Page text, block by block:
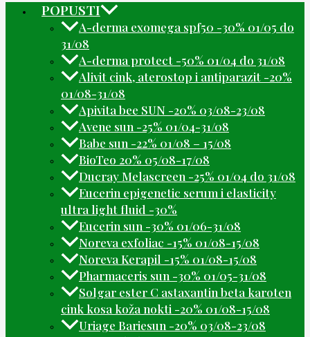
POPUSTI
A-derma exomega spf50 -30% 01/05 do
31/08
A-derma protect -50% 01/04 do 31/08
Alivit cink, aterostop i antiparazit -20%
01/08-31/08
Apivita bee SUN -20% 03/08-23/08
Avene sun -25% 01/04-31/08
Babe sun -22% 01/08 – 15/08
BioTeo 20% 05/08-17/08
Ducray Melascreen -25% 01/04 do 31/08
Eucerin epigenetic serum i elasticity
ultra light fluid -30%
Eucerin sun -30% 01/06-31/08
Noreva exfoliac -15% 01/08-15/08
Noreva Kerapil -15% 01/08-15/08
Pharmaceris sun -30% 01/05-31/08
Solgar ester C astaxantin beta karoten
cink kosa koža nokti -20% 01/08-15/08
Uriage Bariesun -20% 03/08-23/08